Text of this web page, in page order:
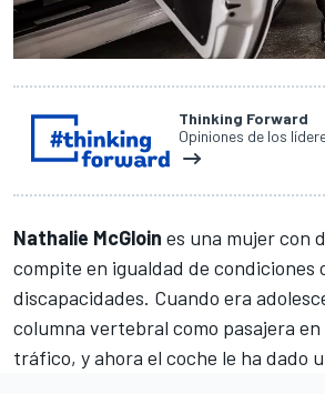
Thinking Forward
Opiniones de los
Nathalie McGloin es una mujer con
compite en igualdad de condiciones
discapacidades. Cuando era
columna vertebral como pasajera
tráfico, y ahora el coche le ha dado